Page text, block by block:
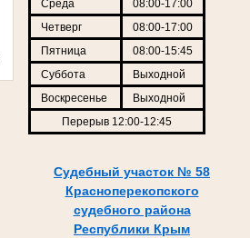
Среда
08:00-17:00
Четверг
08:00-17:00
Пятница
08:00-15:45
Суббота
Выходной
Воскресенье
Выходной
Перерыв 12:00-12:45
Судебный участок № 58
Красноперекопского
судебного района
Республики Крым